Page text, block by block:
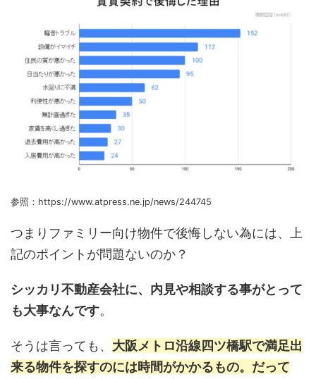
参照：https://www.atpress.ne.jp/news/244745
つまりファミリー向け物件で後悔しない為には、上
記のポイントが問題ないのか？
シッカリ不動産会社に、内見や相談する事がとって
も大事なんです。
そうは言っても、 大阪メトロ沿線四ツ橋駅で満足出
来る物件を探すのには時間がかかるもの。だって